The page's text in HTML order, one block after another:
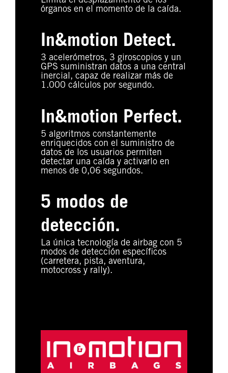
órganos en el momento de la caída.
In&motion Detect.
3 acelerómetros, 3 giroscopios y un
GPS suministran datos a una central
inercial, capaz de realizar más de
1.000 cálculos por segundo.
In&motion Perfect.
5 algoritmos constantemente
enriquecidos con el suministro de
datos de los usuarios permiten
detectar una caída y activarlo en
menos de 0,06 segundos.
5 modos de
detección.
La única tecnología de airbag con 5
modos de detección específicos
(carretera, pista, aventura,
motocross y rally).